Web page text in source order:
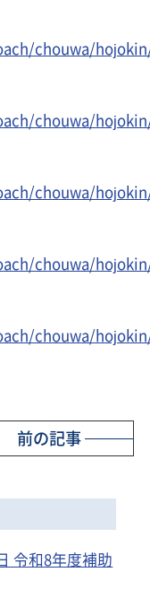
chouwa/
chouwa/
chouwa/
chouwa/
chouwa/
前の記事
令和8年度補助